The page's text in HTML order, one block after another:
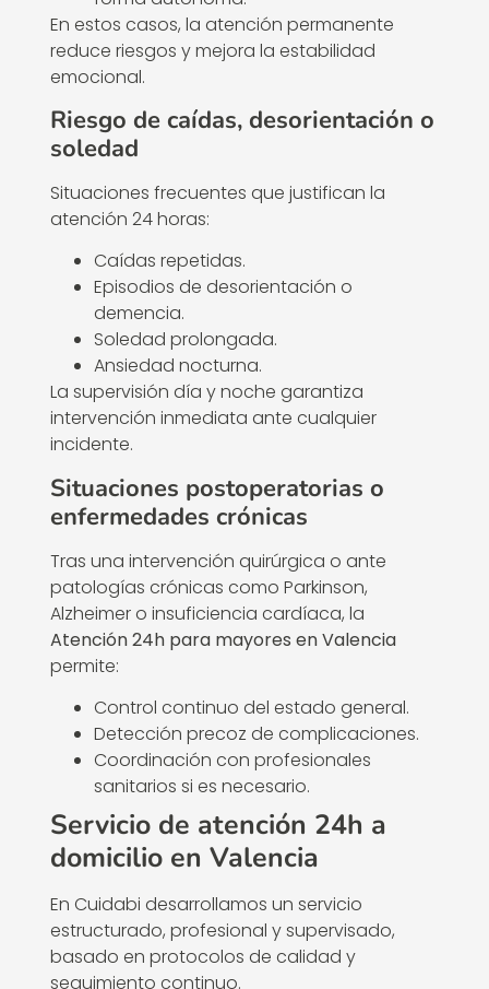
En estos casos, la atención permanente
reduce riesgos y mejora la estabilidad
emocional.
Riesgo de caídas, desorientación o
soledad
Situaciones frecuentes que justifican la
atención 24 horas:
Caídas repetidas.
Episodios de desorientación o
demencia.
Soledad prolongada.
Ansiedad nocturna.
La supervisión día y noche garantiza
intervención inmediata ante cualquier
incidente.
Situaciones postoperatorias o
enfermedades crónicas
Tras una intervención quirúrgica o ante
patologías crónicas como Parkinson,
Alzheimer o insuficiencia cardíaca, la
Atención 24h para mayores en Valencia
permite:
Control continuo del estado general.
Detección precoz de complicaciones.
Coordinación con profesionales
sanitarios si es necesario.
Servicio de atención 24h a
domicilio en Valencia
En Cuidabi desarrollamos un servicio
estructurado, profesional y supervisado,
basado en protocolos de calidad y
seguimiento continuo.